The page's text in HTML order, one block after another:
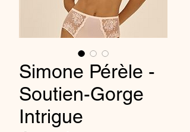
Simone Pérèle -
Soutien-Gorge
Intrigue